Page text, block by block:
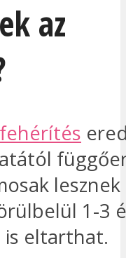
az
lesznek
1-3
is eltarthat.